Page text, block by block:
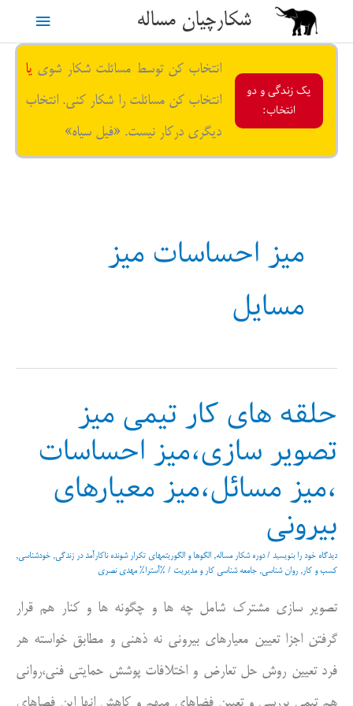
محتوا
شکارچیان مساله
فهرست
یک زندگی و دو
انتخاب:
انتخاب کن توسط مسائلت شکار شوی یا
انتخاب کن مسائلت را شکار کنی. انتخاب
دیگری درکار نیست. «فیل سیاه»
میز احساسات میز
مسایل
حلقه های کار تیمی میز
تصویر سازی،میز احساسات
،میز مسائل،میز معیارهای
بیرونی
دیدگاه‌ خود را بنویسید /دوره شکار مساله, الگوها و الگوریتمهای تکرار شونده ناکارآمد در زندگی, خودشناسی,
کسب و کار, روان شناسی, جامعه شناسی کار و مدیریت / %آسترا% مهدی نصری
تصویر سازی مشترک شامل چه ها و چگونه ها و کنار هم قرار
گرفتن اجزا تعیین معیارهای بیرونی نه ذهنی و مطابق خواسته هر
فرد تعیین روش حل تعارض و اختلافات پوشش حمایتی فنی،روانی